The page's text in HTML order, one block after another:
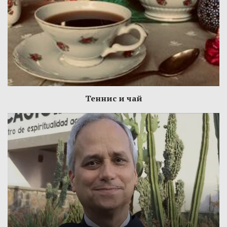
Теннис и чай